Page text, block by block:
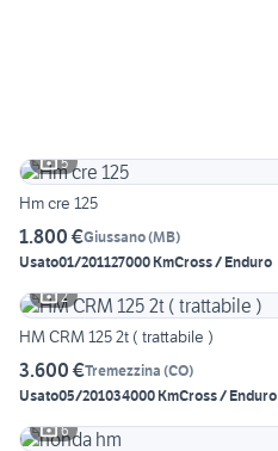
5
Hm cre 125
1.800 €Giussano(MB)
Usato01/201127000 KmCross / Enduro
2
HM CRM 125 2t ( trattabile )
3.600 €Tremezzina (CO)
Usato05/201034000 KmCross / Enduro
6